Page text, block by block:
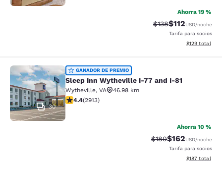
Ahorra 19 %
Precio tachado:
$138Precio con
$112USD/noche
Tarifa para socios
Ver detalles
$129 total
Sleep Inn Wytheville I-77 and I-81
30
GANADOR DE PREMIO
Sleep Inn Wytheville I-77 and I-81
Wytheville, VA
46.98 km
calificación de 4.42 estrellas. Excelente. 2913 reseñas
4.4(2913)
Ahorra 10 %
Precio tachado:
$180Precio con
$162USD/noche
Tarifa para socios
Ver detalles
$187 total